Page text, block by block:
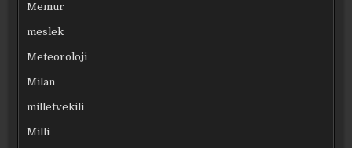
Memur
meslek
Meteoroloji
Milan
milletvekili
Milli